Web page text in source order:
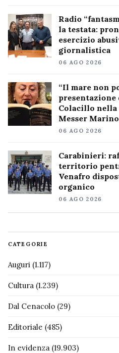
Radio
la testata:
esercizio
giornalistica
06 AGO 2026
“Il mare non
Colacillo nella
Messer Marino
06 AGO 2026
Carabinieri:
territorio
Venafro
organico
06 AGO 2026
CATEGORIE
Auguri (1.117)
Cultura (1.239)
Dal Cenacolo (29)
Editoriale (485)
In evidenza (19.903)